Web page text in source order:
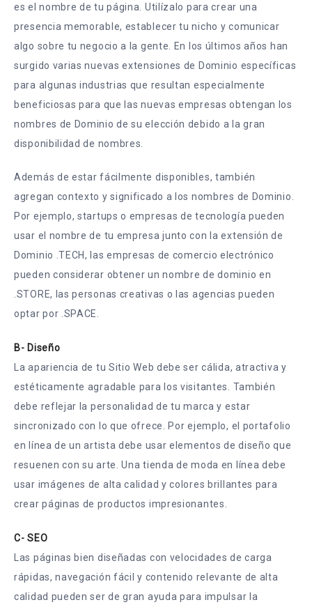
es el nombre de tu página. Utilízalo para crear una
presencia memorable, establecer tu nicho y comunicar
algo sobre tu negocio a la gente. En los últimos años han
surgido varias nuevas extensiones de Dominio específicas
para algunas industrias que resultan especialmente
beneficiosas para que las nuevas empresas obtengan los
nombres de Dominio de su elección debido a la gran
disponibilidad de nombres.
Además de estar fácilmente disponibles, también
agregan contexto y significado a los nombres de Dominio.
Por ejemplo, startups o empresas de tecnología pueden
usar el nombre de tu empresa junto con la extensión de
Dominio .TECH, las empresas de comercio electrónico
pueden considerar obtener un nombre de dominio en
.STORE, las personas creativas o las agencias pueden
optar por .SPACE.
B- Diseño
La apariencia de tu Sitio Web debe ser cálida, atractiva y
estéticamente agradable para los visitantes. También
debe reflejar la personalidad de tu marca y estar
sincronizado con lo que ofrece. Por ejemplo, el portafolio
en línea de un artista debe usar elementos de diseño que
resuenen con su arte. Una tienda de moda en línea debe
usar imágenes de alta calidad y colores brillantes para
crear páginas de productos impresionantes.
C- SEO
Las páginas bien diseñadas con velocidades de carga
rápidas, navegación fácil y contenido relevante de alta
calidad pueden ser de gran ayuda para impulsar la